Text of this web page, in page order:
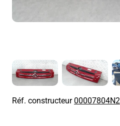
Réf. constructeur00007804N2